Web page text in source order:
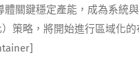
關鍵穩定產能，成為系統
）策略，將開始進行區域